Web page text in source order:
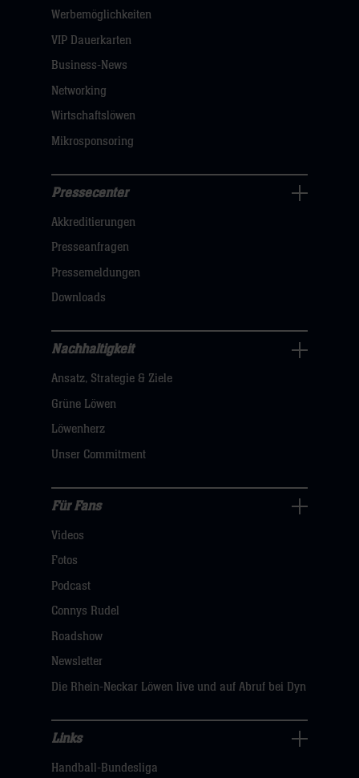
öffnen,
dann
klicken
Werbemöglichkeiten
VIP Dauerkarten
Business-News
Networking
Wirtschaftslöwen
Mikrosponsoring
Navigation
öffnen,
dann
klicken
hier
Pressecenter
Akkreditierungen
Presseanfragen
Pressemeldungen
Downloads
Nachhaltigkeit
Navigation
öffnen,
dann
hier
Nachhaltigkeit
Ansatz, Strategie & Ziele
Grüne Löwen
Löwenherz
Unser Commitment
Fans
Navigation
öffnen,
dann
hier
Für Fans
Videos
Fotos
Podcast
Connys Rudel
Roadshow
Newsletter
Die Rhein-Neckar Löwen live und auf Abruf bei Dyn
Navigation
Links
Handball-Bundesliga